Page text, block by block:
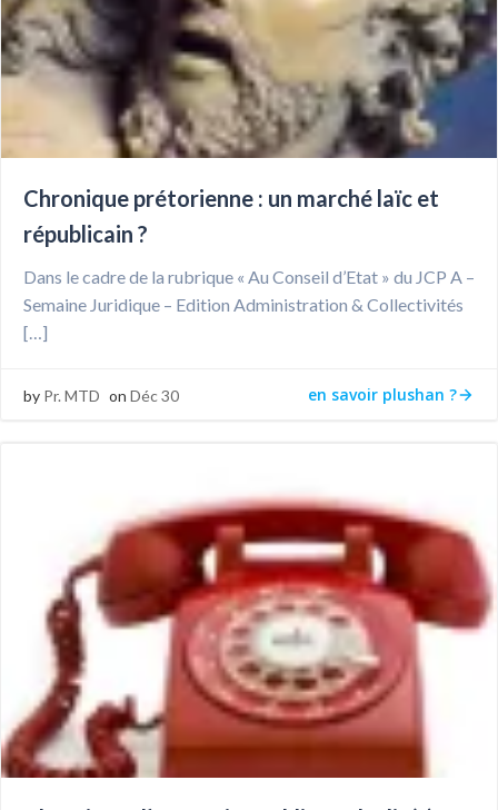
Chronique prétorienne : un marché laïc et
républicain ?
Dans le cadre de la rubrique « Au Conseil d’Etat » du JCP A –
Semaine Juridique – Edition Administration & Collectivités
[…]
by Pr. MTD on Déc 30 en savoir plushan ?